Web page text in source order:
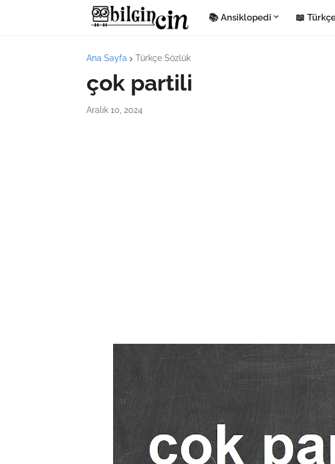
📚 Ansiklopedi 📖
Ana Sayfa Türkçe Sözlük
çok partili
Aralık 10, 2024